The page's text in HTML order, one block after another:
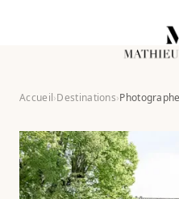
Accueil›Destinations›